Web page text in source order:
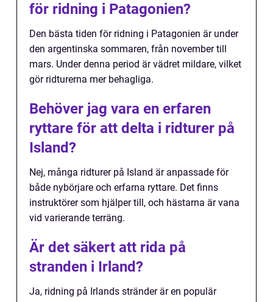
för ridning i Patagonien?
Den bästa tiden för ridning i Patagonien är under
den argentinska sommaren, från november till
mars. Under denna period är vädret mildare, vilket
gör ridturerna mer behagliga.
Behöver jag vara en erfaren
ryttare för att delta i ridturer på
Island?
Nej, många ridturer på Island är anpassade för
både nybörjare och erfarna ryttare. Det finns
instruktörer som hjälper till, och hästarna är vana
vid varierande terräng.
Är det säkert att rida på
stranden i Irland?
Ja, ridning på Irlands stränder är en populär